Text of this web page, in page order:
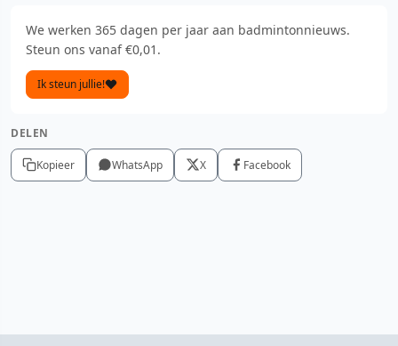
We werken 365 dagen per jaar aan badmintonnieuws.
Steun ons vanaf €0,01.
Ik steun jullie!
DELEN
Kopieer WhatsApp X Facebook